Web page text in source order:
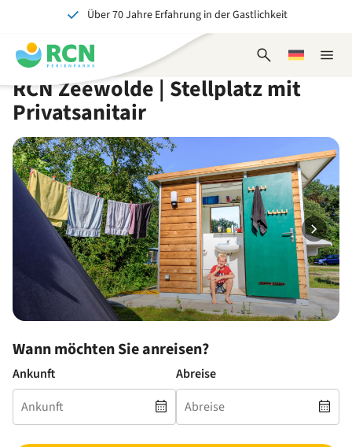
springen
springen
springen
springen
Über 70 Jahre Erfahrung in der Gastlichkeit
Ein tolles Erlebnis für Jung und Alt
Suchformular
Wählen
eine
RCN Zeewolde | Stellplatz mit
Privatsanitair
Wann möchten Sie anreisen?
Ankunft Abreise